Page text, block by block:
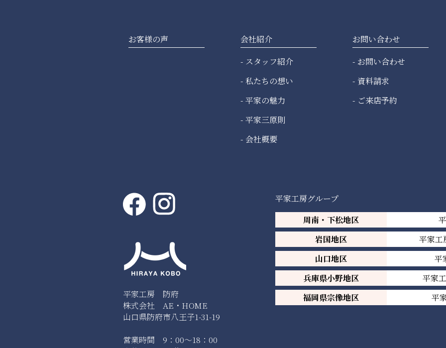
お客様の声
会社紹介
スタッフ紹介
私たちの想い
平家の魅力
平家三原則
会社概要
お問い合わせ
お問い合わせ
資料請求
ご来店予約
平家工房 防府
株式会社 AE・HOME
山口県防府市八王子1-31-19
営業時間 9：00～18：00
平家工房グループ
周南・下松地区
岩国地区
平家工
山口地区
平
兵庫県小野地区
平家
福岡県宗像地区
平